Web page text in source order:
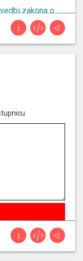
zakona o
za 2025. godinu
s hrvatskim
pripadnika
iz misije i
- podnositelj: